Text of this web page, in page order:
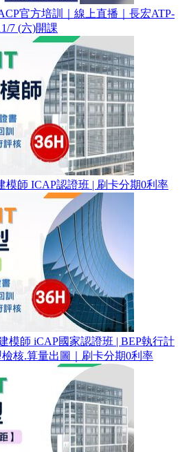
官方培訓｜線上直播｜長宏ATP-
7 (六)開課
模師 ICAP認證班 | 刷卡分期0利率
模師 iCAP國家認證班 | BEP執行計
核.算量出圖｜刷卡分期0利率